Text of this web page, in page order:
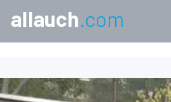
allauch.com